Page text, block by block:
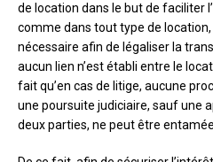
de location dans le but de faciliter
comme dans tout type de
nécessaire afin de légaliser la
aucun lien n’est établi entre le
fait qu’en cas de litige, aucune
une poursuite judiciaire, sauf une
deux parties, ne peut être entamée.